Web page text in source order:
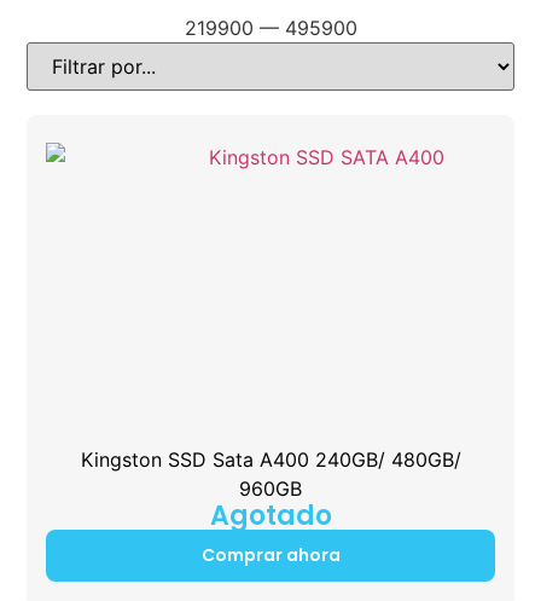
219900 — 495900
Kingston SSD Sata A400 240GB/ 480GB/
960GB
Agotado
Comprar ahora